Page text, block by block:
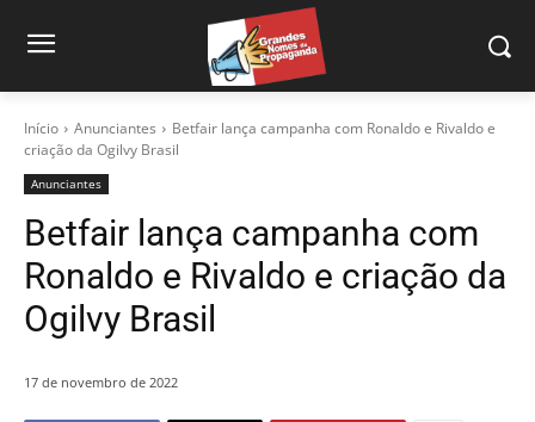
Início Anunciantes
Betfair lança campanha com Ronaldo e Rivaldo e
criação da Ogilvy Brasil
Anunciantes
Betfair lança campanha com
Ronaldo e Rivaldo e criação da
Ogilvy Brasil
17 de novembro de 2022